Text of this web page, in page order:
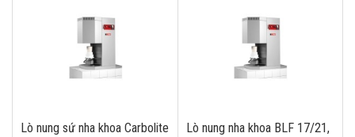
Lò nung sứ nha khoa Carbolite
Lò nung nha khoa BLF 17/21,